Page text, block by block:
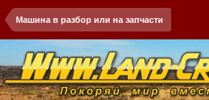
Машина в разбор или на запчасти